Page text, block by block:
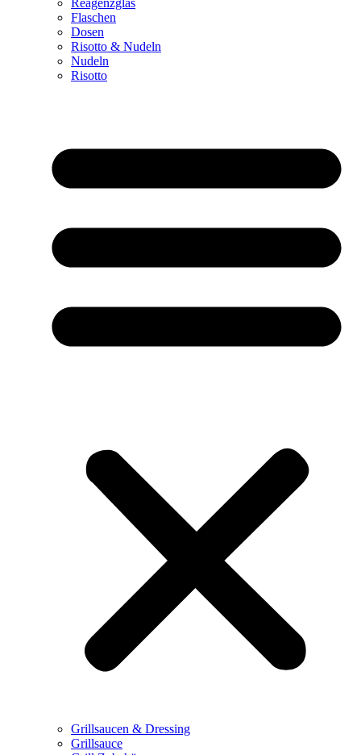
Flaschen
Dosen
Risotto & Nudeln
Nudeln
Risotto
Grillsaucen & Dressing
Grillsauce